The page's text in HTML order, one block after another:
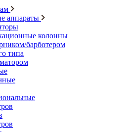
аппараты
колонны
барботером
типа